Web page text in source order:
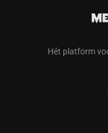
Hét platform